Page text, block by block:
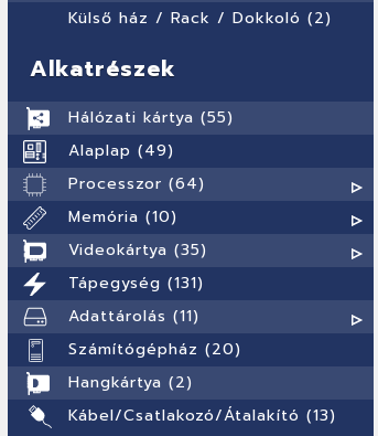
Külső ház / Rack / Dokkoló (2)
Alkatrészek
Hálózati kártya (55)
Alaplap (49)
Processzor (64)
Memória (10)
Videokártya (35)
Tápegység (131)
Adattárolás (11)
Számítógépház (20)
Hangkártya (2)
Kábel/Csatlakozó/Átalakító (13)